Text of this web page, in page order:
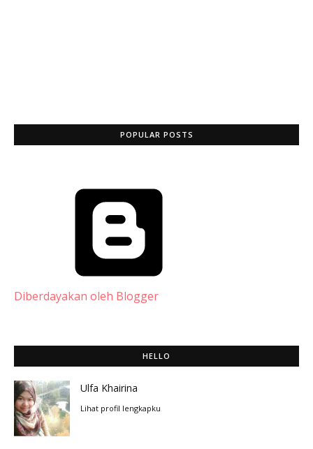
POPULAR POSTS
Diberdayakan oleh Blogger
HELLO
Ulfa Khairina
Lihat profil lengkapku